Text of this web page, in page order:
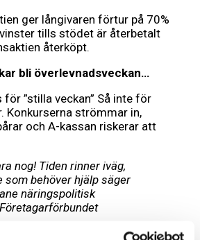
ger långivaren förtur på 70%
tills stödet är återbetalt
återköpt.
bli överlevnadsveckan…
för ”stilla veckan” Så inte för
Konkurserna strömmar in,
och A-kassan riskerar att
nog! Tiden rinner iväg,
som behöver hjälp säger
näringspolitisk
fas som militären benämner